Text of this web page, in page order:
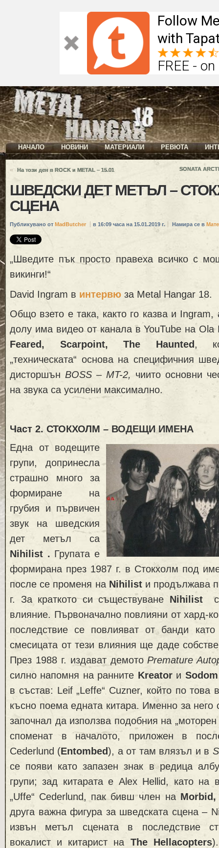
Follow
with
FREE -
НАЧАЛО НОВИНИ МАТЕРИАЛИ РЕВЮТА
« На този ден в ROCK и METAL – 15.01 SONATA
ШВЕДСКИ ДЕТ МЕТЪЛ –
СЦЕНА
Публикувано от MadButcher в 16:09 часа на 15.01.2019 г. Намира се в
„Шведите пък просто правеха всичко с
викинги!“
David Ingram в интервю за Metal Hangar 18.
Общо взето е така, както го казва и
долу има видео от канала в YouTube на Ola
Feared, Scarpoint, The Haunted ,
„техническата“ основа на специфичния
дисторшън BOSS – MT-2, чиито основни
на звука са усилени максимално.
Част 2. СТОКХОЛМ – ВОДЕЩИ ИМЕНА
Една от водещите
групи, допринесла
страшно много за
формиране на
грубия и първичен
звук на шведския
дет метъл са
Nihilist . Групата е
формирана през 1987 г. в Стокхолм под
после се променя на Nihilistи продължава
г. За краткото си съществуване Nihilistса
влияние. Първоначално повлияни от хард-
последствие се повлияват от банди
смесицата от тези влияния ще даде
През 1988 г. издават демотоPremature
силно напомня на ранните Kreatorи Sodom
в състав: Leif „Leffe“ Cuzner, който по това
късно поема едната китара. Именно за него
започнал да използва подобния на „моторен
споменат в началото, приложен в
Cederlund (Entombed), а от там влязъл и в
се появи като запазен знак в редица
групи; зад китарата е Alex Hellid, като на
„Uffe“ Cederlund, пак бивш член на
друга важна фигура за шведската сцена –
извън метъл сцената в последствие
вокалист и китарист на The Hellacopters